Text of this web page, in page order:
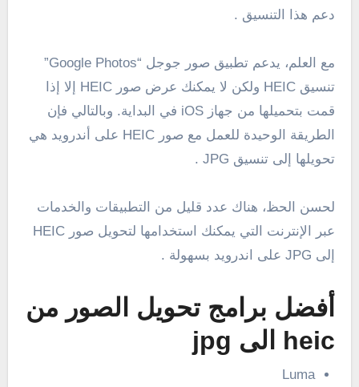
دعم هذا التنسيق .
مع العلم، يدعم تطبيق صور جوجل “Google Photos”
تنسيق HEIC ولكن لا يمكنك عرض صور HEIC إلا إذا
قمت بتحميلها من جهاز iOS في البداية. وبالتالي فإن
الطريقة الوحيدة للعمل مع صور HEIC على أندرويد هي
تحويلها إلى تنسيق JPG .
لحسن الحظ، هناك عدد قليل من التطبيقات والخدمات
عبر الإنترنت التي يمكنك استخدامها لتحويل صور HEIC
إلى JPG على اندرويد بسهولة .
أفضل برامج تحويل الصور من
heic الى jpg
Luma